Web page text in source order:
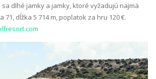
sa dlhé jamky a jamky, ktoré vyžadujú najmä
71, dĺžka 5 714 m, poplatok za hru 120 €.